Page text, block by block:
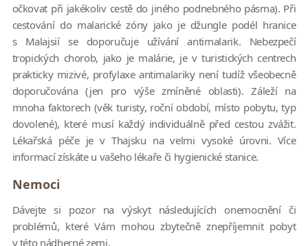
očkovat při jakékoliv cestě do jiného podnebného pásma). Při
cestování do malarické zóny jako je džungle podél hranice
s Malajsií se doporučuje užívání antimalarik. Nebezpečí
tropických chorob, jako je malárie, je v turistických centrech
prakticky mizivé, profylaxe antimalariky není tudíž všeobecně
doporučována (jen pro výše zmíněné oblasti). Záleží na
mnoha faktorech (věk turisty, roční období, místo pobytu, typ
dovolené), které musí každý individuálně před cestou zvážit.
Lékařská péče je v Thajsku na velmi vysoké úrovni. Více
informací získáte u vašeho lékaře či hygienické stanice.
Nemoci
Dávejte si pozor na výskyt následujících onemocnění či
problémů, které Vám mohou zbytečně znepříjemnit pobyt
v této nádherné zemi.